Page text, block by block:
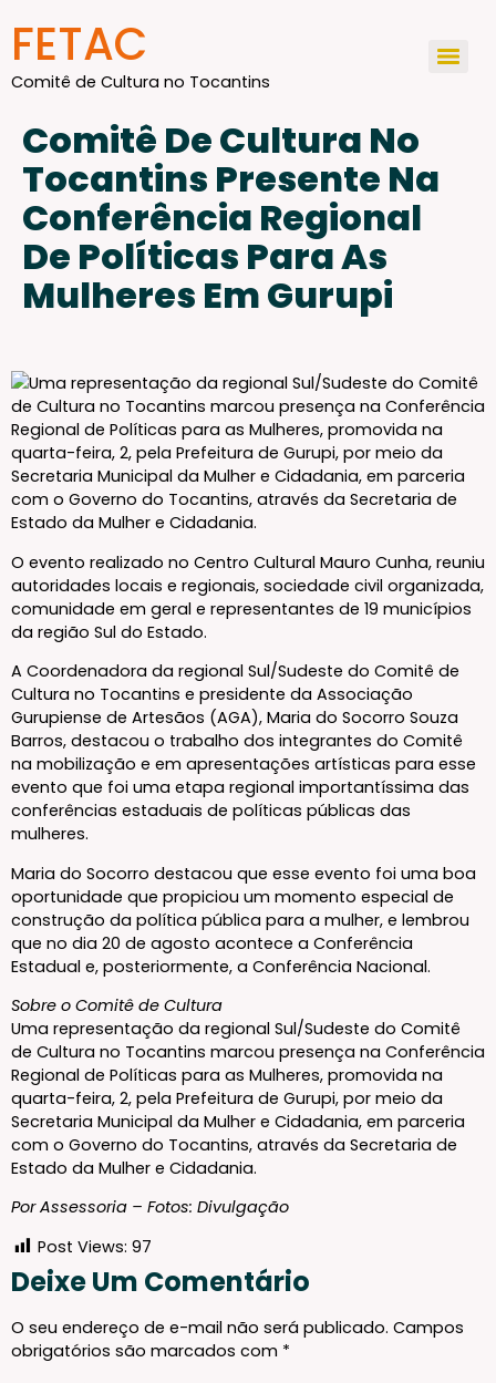
FETAC
Comitê de Cultura no Tocantins
Comitê De Cultura No
Tocantins Presente Na
Conferência Regional
De Políticas Para As
Mulheres Em Gurupi
Uma representação da regional Sul/Sudeste do Comitê
de Cultura no Tocantins marcou presença na Conferência
Regional de Políticas para as Mulheres, promovida na
quarta-feira, 2, pela Prefeitura de Gurupi, por meio da
Secretaria Municipal da Mulher e Cidadania, em parceria
com o Governo do Tocantins, através da Secretaria de
Estado da Mulher e Cidadania.
O evento realizado no Centro Cultural Mauro Cunha, reuniu
autoridades locais e regionais, sociedade civil organizada,
comunidade em geral e representantes de 19 municípios
da região Sul do Estado.
A Coordenadora da regional Sul/Sudeste do Comitê de
Cultura no Tocantins e presidente da Associação
Gurupiense de Artesãos (AGA), Maria do Socorro Souza
Barros, destacou o trabalho dos integrantes do Comitê
na mobilização e em apresentações artísticas para esse
evento que foi uma etapa regional importantíssima das
conferências estaduais de políticas públicas das
mulheres.
Maria do Socorro destacou que esse evento foi uma boa
oportunidade que propiciou um momento especial de
construção da política pública para a mulher, e lembrou
que no dia 20 de agosto acontece a Conferência
Estadual e, posteriormente, a Conferência Nacional.
Sobre o Comitê de Cultura
Uma representação da regional Sul/Sudeste do Comitê
de Cultura no Tocantins marcou presença na Conferência
Regional de Políticas para as Mulheres, promovida na
quarta-feira, 2, pela Prefeitura de Gurupi, por meio da
Secretaria Municipal da Mulher e Cidadania, em parceria
com o Governo do Tocantins, através da Secretaria de
Estado da Mulher e Cidadania.
Por Assessoria – Fotos: Divulgação
Post Views: 97
Deixe Um Comentário
O seu endereço de e-mail não será publicado. Campos
obrigatórios são marcados com *